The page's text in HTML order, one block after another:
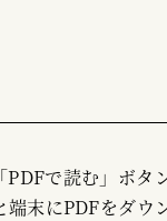
で読む」ボタ
末にPDFをダウ